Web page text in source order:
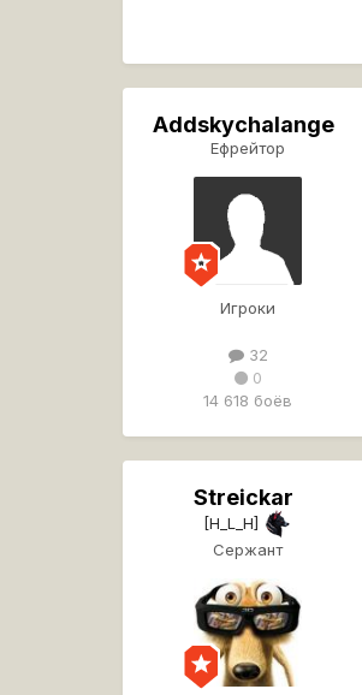
Addskychalange
Ефрейтор
Игроки
32
0
14 618 боёв
Streickar
[H_L_H]
Сержант